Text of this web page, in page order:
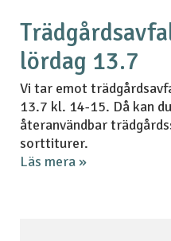
lördag 13.7
Vi tar emot
13.7 kl. 14-15. Då kan
återanvändbar
sorttiturer.
Läs mera »